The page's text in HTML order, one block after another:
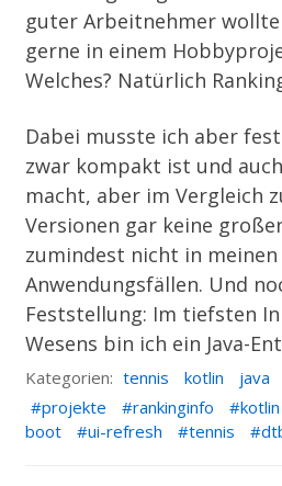
guter Arbeitnehmer
gerne in einem
Welches? Natürlich
Dabei musste ich aber
zwar kompakt ist und
macht, aber im Vergleich
Versionen gar keine
zumindest nicht in
Anwendungsfällen. Und
Feststellung: Im tiefsten
Wesens bin ich ein Java-
Kategorien: tennis kotlin java
projekte
rankinginfo kotlin
boot
ui-refresh tennis